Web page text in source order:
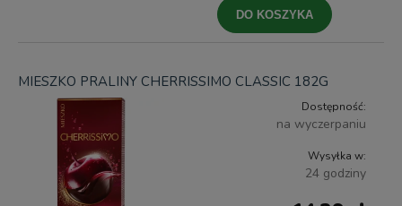
DO KOSZYKA
MIESZKO PRALINY CHERRISSIMO CLASSIC 182G
Dostępność:
na wyczerpaniu
Wysyłka w:
24 godziny